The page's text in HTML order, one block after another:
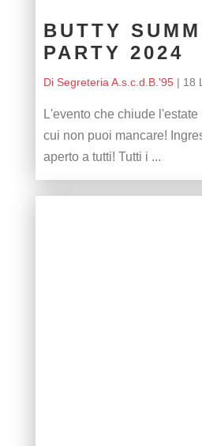
BUTTY
PARTY 2024
Di Segreteria A.s.c.d.B.'95| 18
L'evento che chiude l'estate
cui non puoi mancare!
aperto a tutti! Tutti i ...